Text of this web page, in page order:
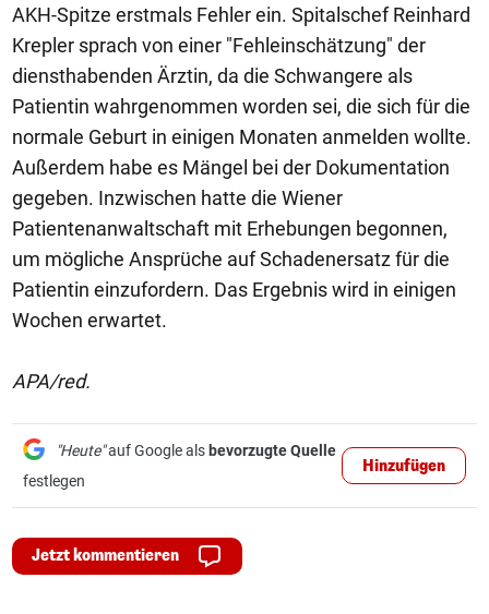
AKH-Spitze erstmals Fehler ein. Spitalschef Reinhard
Krepler sprach von einer "Fehleinschätzung" der
diensthabenden Ärztin, da die Schwangere als
Patientin wahrgenommen worden sei, die sich für die
normale Geburt in einigen Monaten anmelden wollte.
Außerdem habe es Mängel bei der Dokumentation
gegeben. Inzwischen hatte die Wiener
Patientenanwaltschaft mit Erhebungen begonnen,
um mögliche Ansprüche auf Schadenersatz für die
Patientin einzufordern. Das Ergebnis wird in einigen
Wochen erwartet.
APA/red.
"Heute"auf Google als bevorzugte Quelle
festlegen
Hinzufügen
Jetzt kommentieren